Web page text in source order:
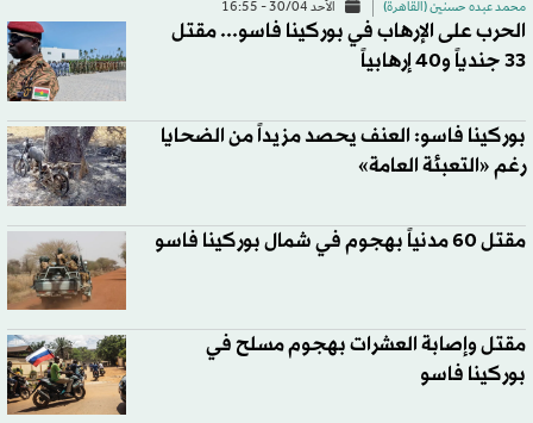
محمد عبده حسنين (القاهرة) الأحد 30/04 - 16:55
الحرب على الإرهاب في بوركينا فاسو... مقتل
33 جندياً و40 إرهابياً
بوركينا فاسو: العنف يحصد مزيداً من الضحايا
رغم «التعبئة العامة»
مقتل 60 مدنياً بهجوم في شمال بوركينا فاسو
مقتل وإصابة العشرات بهجوم مسلح في
بوركينا فاسو